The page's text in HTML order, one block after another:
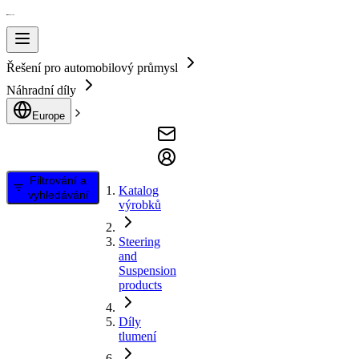
Řešení pro automobilový průmysl
Náhradní díly
Europe
Filtrování a
vyhledávání
Katalog
výrobků
Steering
and
Suspension
products
Díly
tlumení